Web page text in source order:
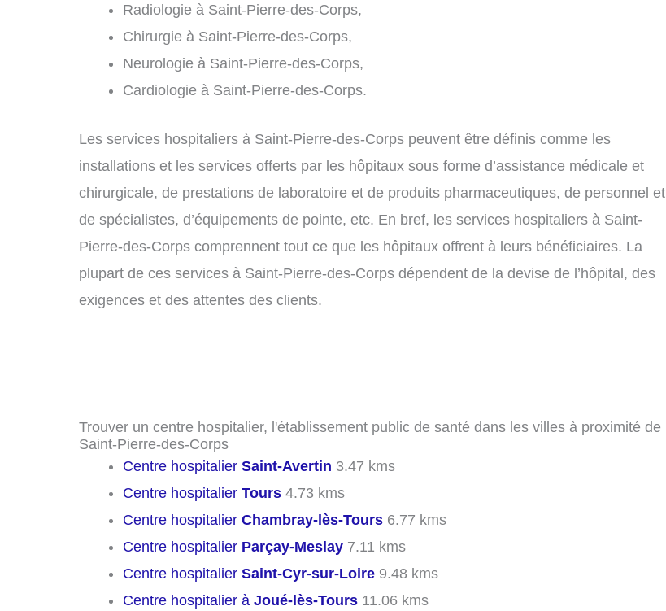
Radiologie à Saint-Pierre-des-Corps,
Chirurgie à Saint-Pierre-des-Corps,
Neurologie à Saint-Pierre-des-Corps,
Cardiologie à Saint-Pierre-des-Corps.
Les services hospitaliers à Saint-Pierre-des-Corps peuvent être définis comme les
installations et les services offerts par les hôpitaux sous forme d’assistance médicale et
chirurgicale, de prestations de laboratoire et de produits pharmaceutiques, de personnel et
de spécialistes, d’équipements de pointe, etc. En bref, les services hospitaliers à Saint-
Pierre-des-Corps comprennent tout ce que les hôpitaux offrent à leurs bénéficiaires. La
plupart de ces services à Saint-Pierre-des-Corps dépendent de la devise de l’hôpital, des
exigences et des attentes des clients.
Trouver un centre hospitalier, l'établissement public de santé dans les villes à proximité de
Saint-Pierre-des-Corps
Centre hospitalier Saint-Avertin 3.47 kms
Centre hospitalier Tours 4.73 kms
Centre hospitalier Chambray-lès-Tours 6.77 kms
Centre hospitalier Parçay-Meslay 7.11 kms
Centre hospitalier Saint-Cyr-sur-Loire 9.48 kms
Centre hospitalier à Joué-lès-Tours 11.06 kms